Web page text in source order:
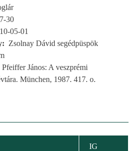
30
05-01
Zsolnay Dávid segédpüspök
Pfeiffer János: A veszprémi
München, 1987. 417. o.
IG